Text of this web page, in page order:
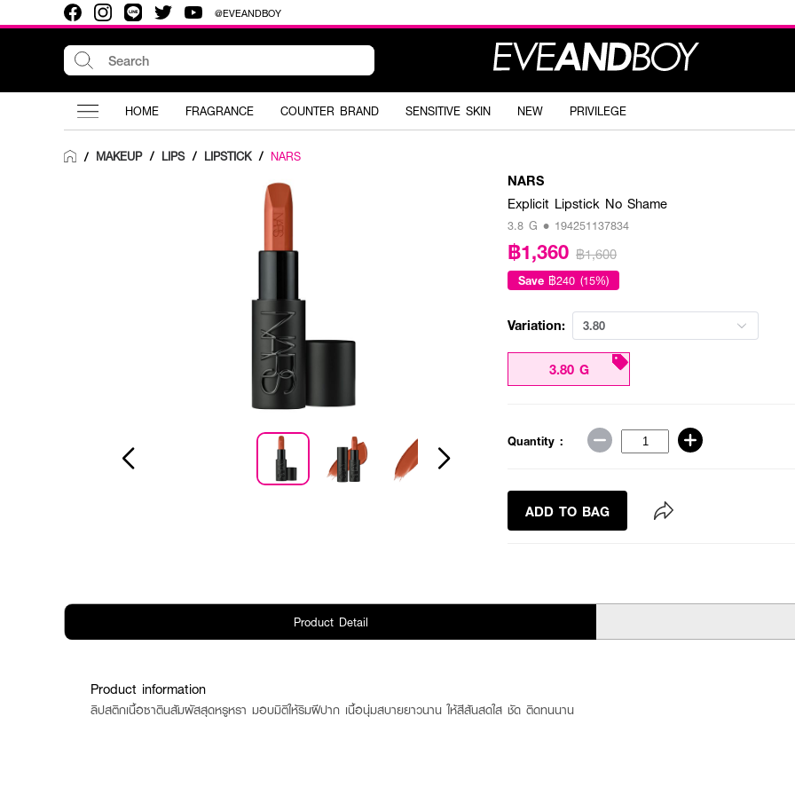
@EVEANDBOY
HOME FRAGRANCE COUNTER BRAND SENSITIVE SKIN NEW PRIVILEGE
/ MAKEUP / LIPS / LIPSTICK / NARS
NARS
Explicit Lipstick No Shame
3.8 G • 194251137834
฿1,360 ฿1,600
Save ฿240 (15%)
Variation: 3.80
3.80 G
Quantity :
ADD TO BAG
Product Detail
Product information
ลิปสติกเนื้อซาตินสัมผัสสุดหรูหรา มอบมิติให้ริมฝีปาก เนื้อนุ่มสบายยาวนาน ให้สีสันสดใส ชัด ติดทนนาน